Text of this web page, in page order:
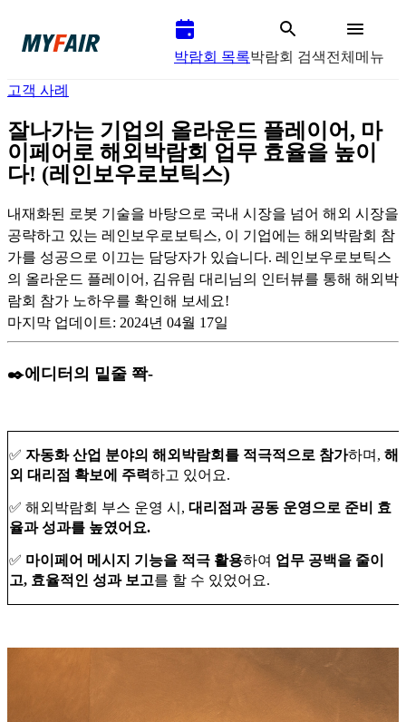
박람회 목록박람회 검색전체메뉴
고객 사례
잘나가는 기업의 올라운드 플레이어, 마
이페어로 해외박람회 업무 효율을 높이
다! (레인보우로보틱스)
내재화된 로봇 기술을 바탕으로 국내 시장을 넘어 해외 시장을
공략하고 있는 레인보우로보틱스, 이 기업에는 해외박람회 참
가를 성공으로 이끄는 담당자가 있습니다. 레인보우로보틱스
의 올라운드 플레이어, 김유림 대리님의 인터뷰를 통해 해외박
람회 참가 노하우를 확인해 보세요!
마지막 업데이트: 2024년 04월 17일
✒️에디터의 밑줄 쫙-
✅ 자동화 산업 분야의 해외박람회를 적극적으로 참가하며, 해
외 대리점 확보에 주력하고 있어요.
✅ 해외박람회 부스 운영 시, 대리점과 공동 운영으로 준비 효
율과 성과를 높였어요.
✅ 마이페어 메시지 기능을 적극 활용하여 업무 공백을 줄이
고, 효율적인 성과 보고를 할 수 있었어요.